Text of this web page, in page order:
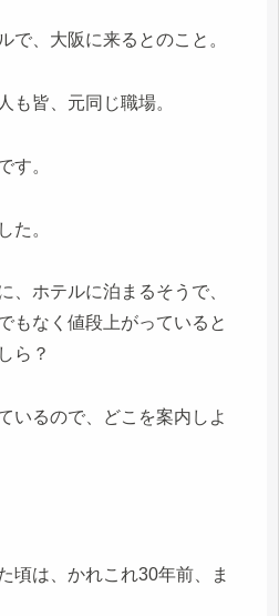
で、大阪に来るとのこと。
も皆、元同じ職場。
す。
た。
、ホテルに泊まるそうで、
もなく値段上がっていると
ら？
いるので、どこを案内しよ
頃は、かれこれ30年前、ま